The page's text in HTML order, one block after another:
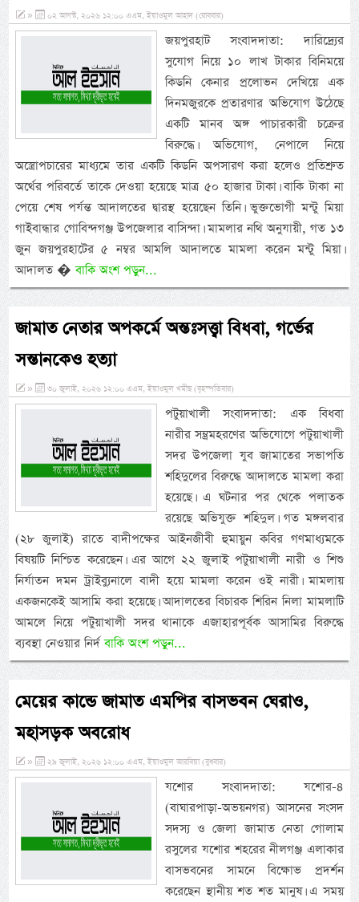
» ০২ আগস্ট, ২০২৬ ১২:০০ এএম, ইয়াওমুল আহাদ (রোববার)
জয়পুরহাট সংবাদদাতা: দারিদ্র্যের
সুযোগ নিয়ে ১০ লাখ টাকার বিনিময়ে
কিডনি কেনার প্রলোভন দেখিয়ে এক
দিনমজুরকে প্রতারণার অভিযোগ উঠেছে
একটি মানব অঙ্গ পাচারকারী চক্রের
বিরুদ্ধে। অভিযোগ, নেপালে নিয়ে
অস্ত্রোপচারের মাধ্যমে তার একটি কিডনি অপসারণ করা হলেও প্রতিশ্রুত
অর্থের পরিবর্তে তাকে দেওয়া হয়েছে মাত্র ৫০ হাজার টাকা। বাকি টাকা না
পেয়ে শেষ পর্যন্ত আদালতের দ্বারস্থ হয়েছেন তিনি। ভুক্তভোগী মন্টু মিয়া
গাইবান্ধার গোবিন্দগঞ্জ উপজেলার বাসিন্দা। মামলার নথি অনুযায়ী, গত ১৩
জুন জয়পুরহাটের ৫ নম্বর আমলি আদালতে মামলা করেন মন্টু মিয়া।
আদালত �বাকি অংশ পড়ুন...
জামাত নেতার অপকর্মে অন্তঃসত্ত্বা বিধবা, গর্ভের
সন্তানকেও হত্যা
» ৩০ জুলাই, ২০২৬ ১২:০০ এএম, ইয়াওমুল খমীছ (বৃহস্পতিবার)
পটুয়াখালী সংবাদদাতা: এক বিধবা
নারীর সম্ভ্রমহরণের অভিযোগে পটুয়াখালী
সদর উপজেলা যুব জামাতের সভাপতি
শহিদুলের বিরুদ্ধে আদালতে মামলা করা
হয়েছে। এ ঘটনার পর থেকে পলাতক
রয়েছে অভিযুক্ত শহিদুল। গত মঙ্গলবার
(২৮ জুলাই) রাতে বাদীপক্ষের আইনজীবী হুমায়ুন কবির গণমাধ্যমকে
বিষয়টি নিশ্চিত করেছেন। এর আগে ২২ জুলাই পটুয়াখালী নারী ও শিশু
নির্যাতন দমন ট্রাইব্যুনালে বাদী হয়ে মামলা করেন ওই নারী। মামলায়
একজনকেই আসামি করা হয়েছে। আদালতের বিচারক শিরিন নিলা মামলাটি
আমলে নিয়ে পটুয়াখালী সদর থানাকে এজাহারপূর্বক আসামির বিরুদ্ধে
ব্যবস্থা নেওয়ার নির্দবাকি অংশ পড়ুন...
মেয়ের কান্ডে জামাত এমপির বাসভবন ঘেরাও,
মহাসড়ক অবরোধ
» ২৯ জুলাই, ২০২৬ ১২:০০ এএম, ইয়াওমুল আরবিয়া (বুধবার)
যশোর সংবাদদাতা: যশোর-৪
(বাঘারপাড়া-অভয়নগর) আসনের সংসদ
সদস্য ও জেলা জামাত নেতা গোলাম
রসুলের যশোর শহরের নীলগঞ্জ এলাকার
বাসভবনের সামনে বিক্ষোভ প্রদর্শন
করেছেন স্থানীয় শত শত মানুষ। এ সময়